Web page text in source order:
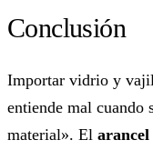
Conclusión
Importar vidrio y
entiende mal cuando
material». El arancel